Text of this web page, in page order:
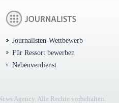
Journalisten-Wettbewerb
Für Ressort bewerben
Nebenverdienst
Agency. Alle Rechte vorbehalten.